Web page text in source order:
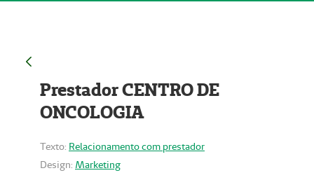
Prestador CENTRO DE
ONCOLOGIA
Texto: Relacionamento com prestador
Design: Marketing